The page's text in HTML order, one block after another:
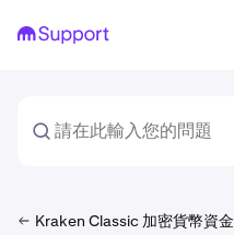
Kraken Classic 加密貨幣資金